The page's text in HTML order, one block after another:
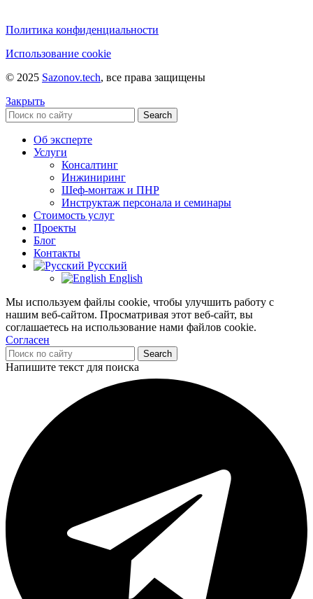
Политика конфиденциальности
Использование cookie
© 2025 Sazonov.tech, все права защищены
Закрыть
Search
Об эксперте
Услуги
Консалтинг
Инжиниринг
Шеф-монтаж и ПНР
Инструктаж персонала и семинары
Стоимость услуг
Проекты
Блог
Контакты
Русский
English
Мы используем файлы cookie, чтобы улучшить работу с
нашим веб-сайтом. Просматривая этот веб-сайт, вы
соглашаетесь на использование нами файлов cookie.
Согласен
Search
Напишите текст для поиска